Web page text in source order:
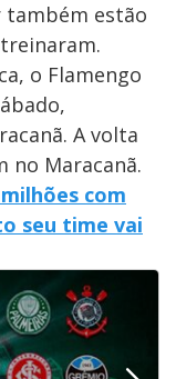
também estão
o Flamengo
A volta
no Maracanã.
com
seu time vai